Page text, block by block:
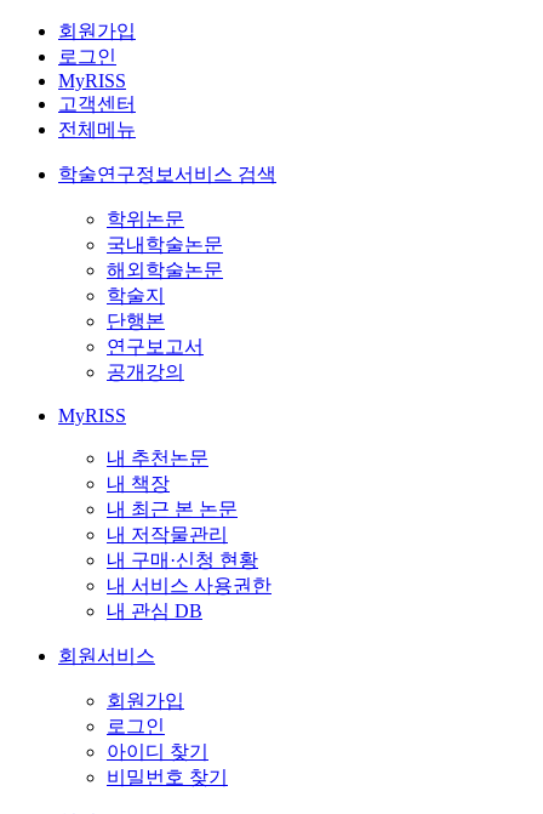
회원가입
로그인
MyRISS
고객센터
전체메뉴
학술연구정보서비스 검색
학위논문
국내학술논문
해외학술논문
학술지
단행본
연구보고서
공개강의
MyRISS
내 추천논문
내 책장
내 최근 본 논문
내 저작물관리
내 구매·신청 현황
내 서비스 사용권한
내 관심 DB
회원서비스
회원가입
로그인
아이디 찾기
비밀번호 찾기